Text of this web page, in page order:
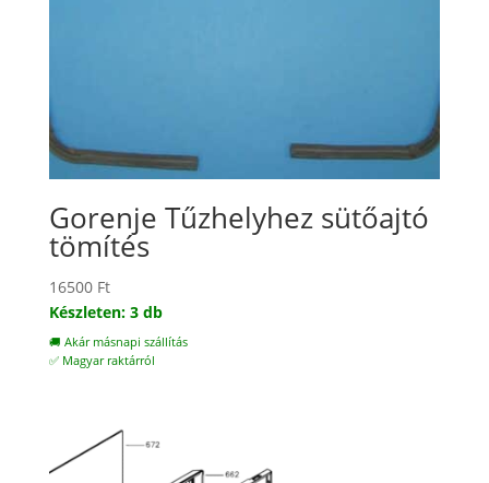
Gorenje Tűzhelyhez sütőajtó
tömítés
16500 Ft
Készleten: 3 db
🚚 Akár másnapi szállítás
✅ Magyar raktárról